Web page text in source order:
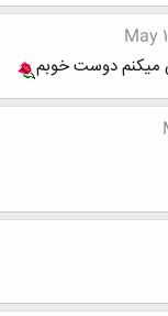
May
میکنم دوست خوبم